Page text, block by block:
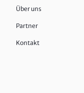
Über uns
Partner
Kontakt